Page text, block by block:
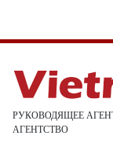
РУКОВОДЯЩЕЕ
АГЕНТСТВО